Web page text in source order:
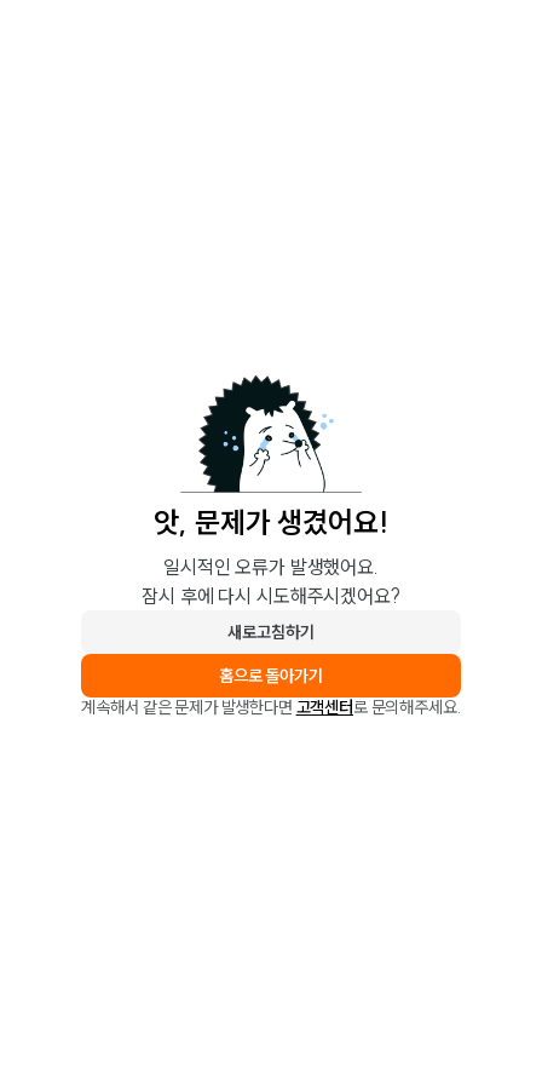
앗, 문제가 생겼어요!
일시적인 오류가 발생했어요.
잠시 후에 다시 시도해주시겠어요?
새로고침하기
홈으로 돌아가기
계속해서 같은 문제가 발생한다면 고객센터로 문의해주세요.